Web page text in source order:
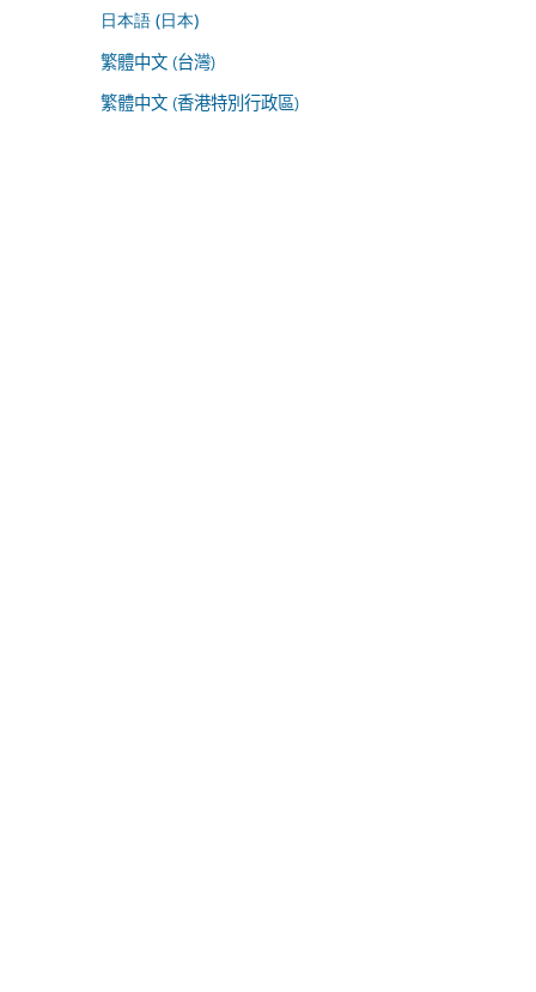
日本語 (日本)
繁體中文 (台灣)
繁體中文 (香港特別行政區)